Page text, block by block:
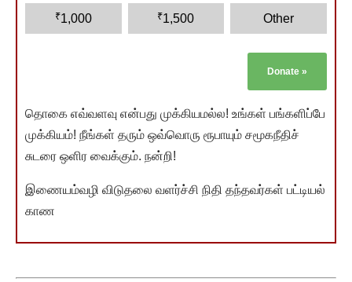
₹1,000 ₹1,500 Other
Donate »
தொகை எவ்வளவு என்பது முக்கியமல்ல! உங்கள் பங்களிப்பே
முக்கியம்! நீங்கள் தரும் ஒவ்வொரு ரூபாயும் சமூகநீதிச்
சுடரை ஒளிர வைக்கும். நன்றி!
இணையம்வழி விடுதலை வளர்ச்சி நிதி தந்தவர்கள் பட்டியல்
காண